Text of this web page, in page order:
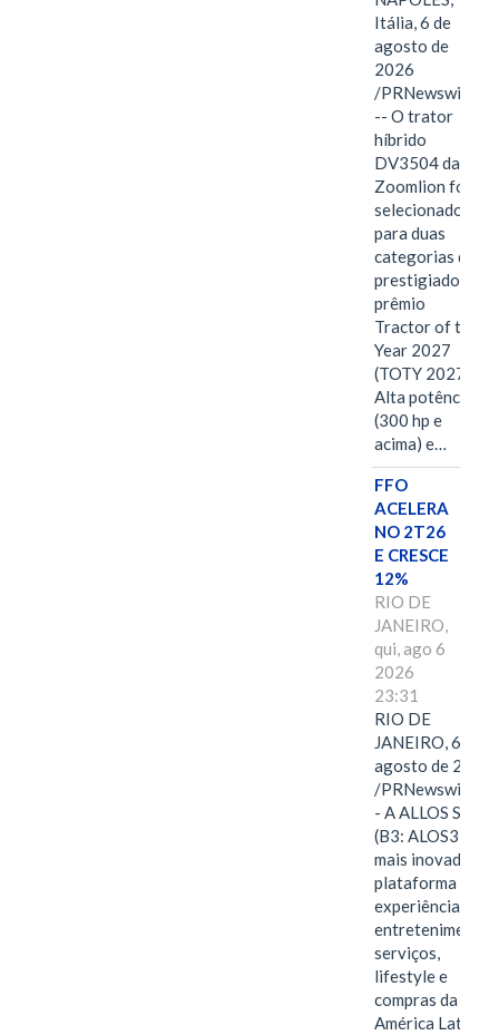
Itália, 6 de
agosto de
2026
/PRNewswire/
-- O trator
híbrido
DV3504 da
Zoomlion foi
selecionado
para duas
categorias do
prestigiado
prêmio
Tractor of the
Year 2027
(TOTY 2027:
Alta potência
(300 hp e
acima) e…
FFO
ACELERA
NO 2T26
E CRESCE
12%
RIO DE
JANEIRO,
qui, ago 6
2026
23:31
RIO DE
JANEIRO, 6 de
agosto de 2026
/PRNewswire/ -
- A ALLOS S.A.
(B3: ALOS3), a
mais inovadora
plataforma de
experiências,
entretenimento,
serviços,
lifestyle e
compras da
América Latina